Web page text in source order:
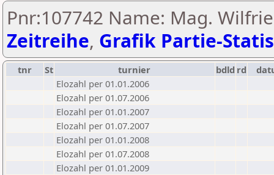
Pnr:107742 Name: Mag.
Zeitreihe, Grafik Partie-
tnr St turnier bdld rd
Elozahl per 01.01.2006
Elozahl per 01.07.2006
Elozahl per 01.01.2007
Elozahl per 01.07.2007
Elozahl per 01.01.2008
Elozahl per 01.07.2008
Elozahl per 01.01.2009